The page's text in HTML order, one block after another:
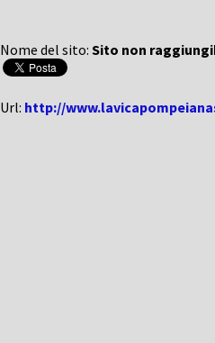
Nome del sito: Sito non
Url: http://